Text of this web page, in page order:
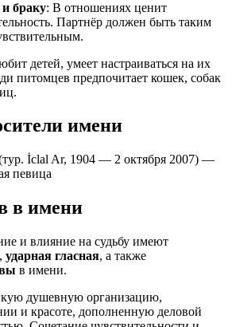
браку: В отношениях ценит
Партнёр должен быть таким
детей, умеет настраиваться на их
питомцев предпочитает кошек, собак
имени
İclal Ar, 1904 — 2 октября 2007) —
певица
в имени
и влияние на судьбу имеют
, ударная гласная, а также
в имени.
душевную организацию,
и красоте, дополненную деловой